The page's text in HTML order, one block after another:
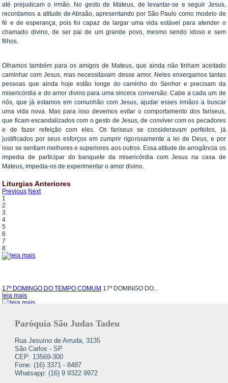
até prejudicam o irmão. No gesto de Mateus, de levantar-se e seguir Jesus,
recordamos a atitude de Abraão, apresentando por São Paulo como modelo de
fé e de esperança, pois foi capaz de largar uma vida estável para atender o
chamado divino, de ser pai de um grande povo, mesmo sendo idoso e sem
filhos.
Olhamos também para os amigos de Mateus, que ainda não tinham aceitado
caminhar com Jesus, mas necessitavam desse amor. Neles enxergamos tantas
pessoas que ainda hoje estão longe do caminho do Senhor e precisam da
misericórdia e do amor divino para uma sincera conversão. Cabe a cada um de
nós, que já estamos em comunhão com Jesus, ajudar esses irmãos a buscar
uma vida nova. Mas para isso devemos evitar o comportamento dos fariseus,
que ficam escandalizados com o gesto de Jesus, de conviver com os pecadores
e de fazer refeição com eles. Os fariseus se consideravam perfeitos, já
justificados por seus esforços em cumprir rigorosamente a lei de Deus, e por
isso se sentiam melhores e superiores aos outros. Essa atitude de arrogância os
impedia de participar do banquete da misericórdia com Jesus na casa de
Mateus, impedia-os de experimentar o amor divino.
Liturgias Anteriores
Previous Next
1
2
3
4
5
6
7
8
17º DOMINGO DO TEMPO COMUM 17º DOMINGO DO...
leia mais
leia mais
Paróquia São Judas Tadeu
Rua Jesuíno de Arruda, 3135
São Carlos - SP
CEP: 13569-300
Fone: (16) 3371 - 8487
Whatsapp: (16) 9 9322 9972